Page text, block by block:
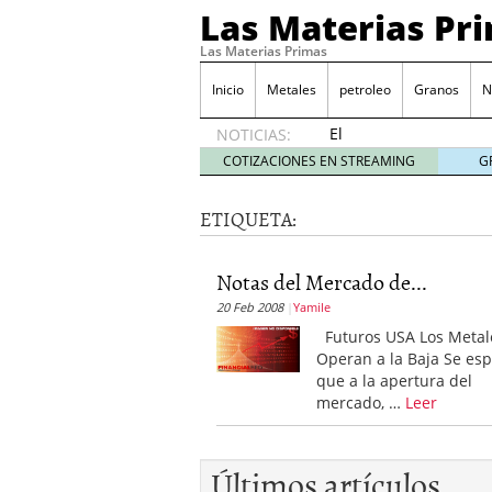
Las Materias
Las Materias Primas
Inicio Metales petroleo Granos
NOTICIAS:
El
Ecosistema
Kuailian,
tecnología
a todo el
mundo
mayo
2020
Presentación de Silk
WorldMarkets sigue
agrónomo
MYTVCHAIN Primera
COTIZACIONES EN STREAMING
ETIQUETA:
Notas del Mercado de...
20 Feb 2008 Yamile
Futuros USA Los
Operan a la Baja Se
que a la apertura del
mercado, … Leer